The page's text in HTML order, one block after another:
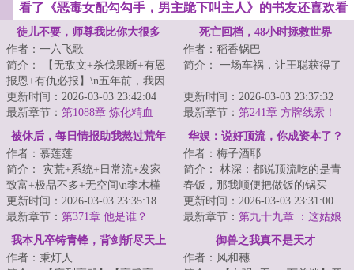
看了《恶毒女配勾勾手，男主跪下叫主人》的书友还喜欢看
徒儿不要，师尊我比你大很多
作者：一六飞歌
简介： 【无敌文+杀伐果断+有恩
报恩+有仇必报】\n五年前，我因
护妹心切打断了一个大家族公子...
更新时间：2026-03-03 23:42:04
最新章节： 第1088章 炼化精血
死亡回档，48小时拯救世界
作者：稻香锅巴
简介： 一场车祸，让王聪获得了
“死亡回档”的能力！?\n正当他
准...
更新时间：2026-03-03 23:37:32
最新章节： 第241章 方牌线索！
被休后，每日情报助我熬过荒年
作者：慕莲莲
简介： 灾荒+系统+日常流+发家
致富+极品不多+无空间\n李木槿
在末世挣扎求生了一年，死于饥...
更新时间：2026-03-03 23:35:18
最新章节： 第371章 他是谁？
华娱：说好顶流，你成资本了？
作者：梅子酒耶
简介： 林深：都说顶流吃的是青
春饭，那我顺便把做饭的锅买
了，不过分吧？
更新时间：2026-03-03 23:31:00
最新章节： 第九十九章 ：这姑娘
老板估计把她忘了
我本凡卒铸青锋，背剑斩尽天上
作者：秉灯人
御兽之我真不是天才
作者：风和穗